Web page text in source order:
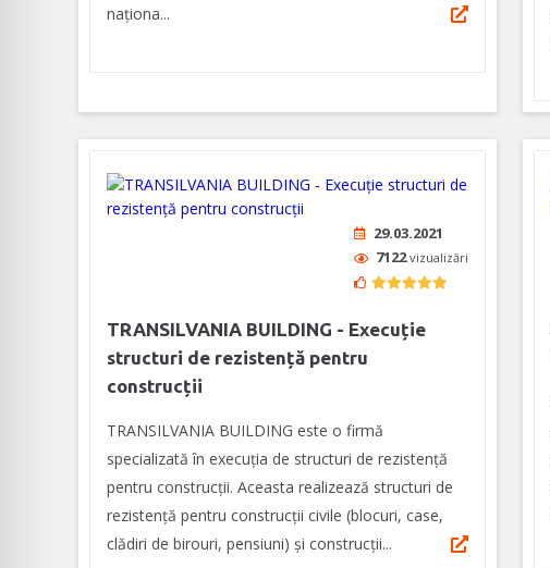
naționa...
29.03.2021
7122vizualizări
TRANSILVANIA BUILDING - Execuție
structuri de rezistență pentru
construcții
TRANSILVANIA BUILDING este o firmă
specializată în execuția de structuri de rezistență
pentru construcții. Aceasta realizează structuri de
rezistență pentru construcții civile (blocuri, case,
clădiri de birouri, pensiuni) și construcții...